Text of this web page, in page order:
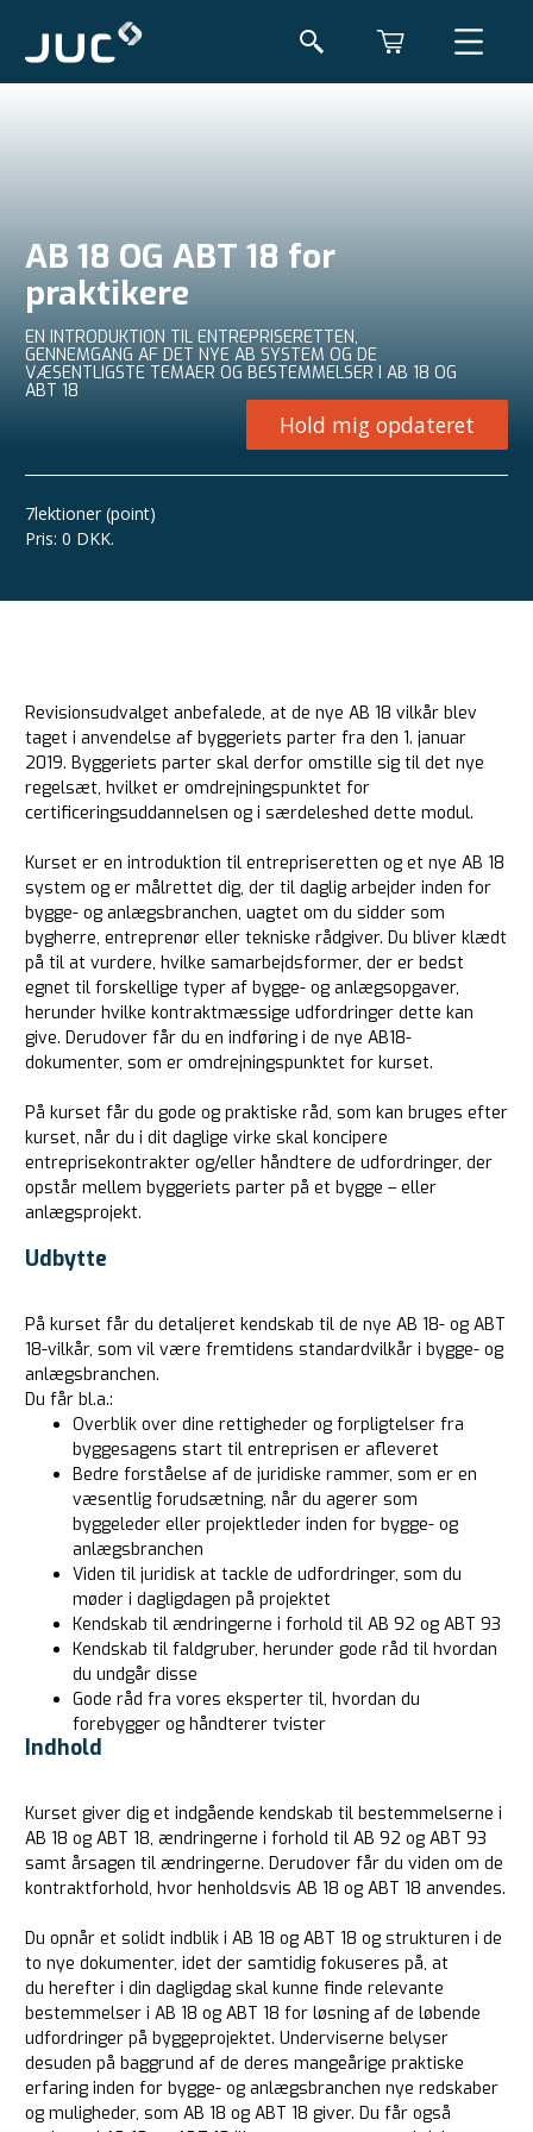
AB 18 OG ABT 18 for
praktikere
EN INTRODUKTION TIL ENTREPRISERETTEN,
GENNEMGANG AF DET NYE AB SYSTEM OG DE
VÆSENTLIGSTE TEMAER OG BESTEMMELSER I AB 18 OG
ABT 18
Hold mig opdateret
7lektioner (point)
Pris: 0 DKK.
Revisionsudvalget anbefalede, at de nye AB 18 vilkår blev
taget i anvendelse af byggeriets parter fra den 1. januar
2019. Byggeriets parter skal derfor omstille sig til det nye
regelsæt, hvilket er omdrejningspunktet for
certificeringsuddannelsen og i særdeleshed dette modul.
Kurset er en introduktion til entrepriseretten og et nye AB 18
system og er målrettet dig, der til daglig arbejder inden for
bygge- og anlægsbranchen, uagtet om du sidder som
bygherre, entreprenør eller tekniske rådgiver. Du bliver klædt
på til at vurdere, hvilke samarbejdsformer, der er bedst
egnet til forskellige typer af bygge- og anlægsopgaver,
herunder hvilke kontraktmæssige udfordringer dette kan
give. Derudover får du en indføring i de nye AB18-
dokumenter, som er omdrejningspunktet for kurset.
På kurset får du gode og praktiske råd, som kan bruges efter
kurset, når du i dit daglige virke skal koncipere
entreprisekontrakter og/eller håndtere de udfordringer, der
opstår mellem byggeriets parter på et bygge – eller
anlægsprojekt.
Udbytte
På kurset får du detaljeret kendskab til de nye AB 18- og ABT
18-vilkår, som vil være fremtidens standardvilkår i bygge- og
anlægsbranchen.
Du får bl.a.:
Overblik over dine rettigheder og forpligtelser fra
byggesagens start til entreprisen er afleveret
Bedre forståelse af de juridiske rammer, som er en
væsentlig forudsætning, når du agerer som
byggeleder eller projektleder inden for bygge- og
anlægsbranchen
Viden til juridisk at tackle de udfordringer, som du
møder i dagligdagen på projektet
Kendskab til ændringerne i forhold til AB 92 og ABT 93
Kendskab til faldgruber, herunder gode råd til hvordan
du undgår disse
Gode råd fra vores eksperter til, hvordan du
forebygger og håndterer tvister
Indhold
Kurset giver dig et indgående kendskab til bestemmelserne i
AB 18 og ABT 18, ændringerne i forhold til AB 92 og ABT 93
samt årsagen til ændringerne. Derudover får du viden om de
kontraktforhold, hvor henholdsvis AB 18 og ABT 18 anvendes.
Du opnår et solidt indblik i AB 18 og ABT 18 og strukturen i de
to nye dokumenter, idet der samtidig fokuseres på, at
du herefter i din dagligdag skal kunne finde relevante
bestemmelser i AB 18 og ABT 18 for løsning af de løbende
udfordringer på byggeprojektet. Underviserne belyser
desuden på baggrund af de deres mangeårige praktiske
erfaring inden for bygge- og anlægsbranchen nye redskaber
og muligheder, som AB 18 og ABT 18 giver. Du får også